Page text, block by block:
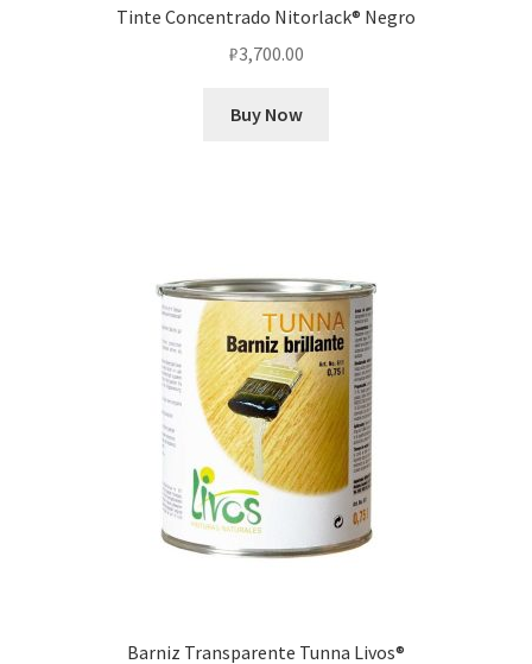
Tinte Concentrado Nitorlack® Negro
₽3,700.00
Buy Now
Barniz Transparente Tunna Livos®